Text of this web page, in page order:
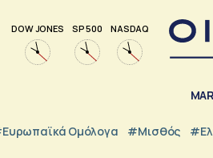
DOW JONES SP 500 NASDAQ
Ομόλογα #Μισθός